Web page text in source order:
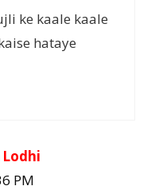
ke kaale kaale
hataye
PM